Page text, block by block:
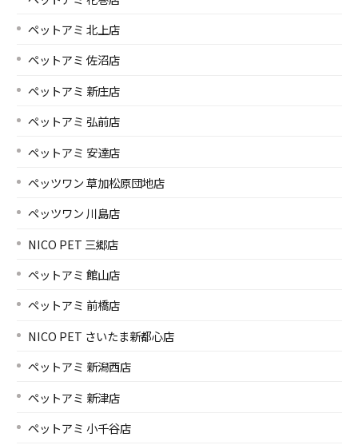
ペットアミ 北上店
ペットアミ 佐沼店
ペットアミ 新庄店
ペットアミ 弘前店
ペットアミ 安達店
ペッツワン 草加松原団地店
ペッツワン 川島店
NICO PET 三郷店
ペットアミ 館山店
ペットアミ 前橋店
NICO PET さいたま新都心店
ペットアミ 新潟西店
ペットアミ 新津店
ペットアミ 小千谷店